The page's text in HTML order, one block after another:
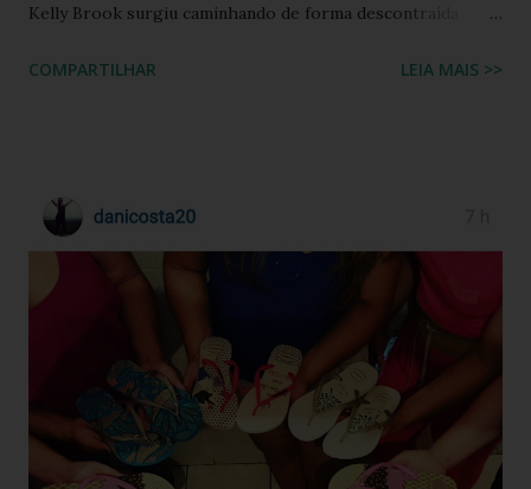
Kelly Brook surgiu caminhando de forma descontraída
que se tornou rapidamente uma inspiração para fãs de
“estilo real da vida real”: confortável, descomplicado e
que moda não precisa ser cara, extravagante ou complexa e
que até as celebridades mais glamourosas valorizam peças
acessíveis que todo mundo pode ter. Hoje você vai ver por
que esse look viralizou, como a atriz combinou o modelo
Top preto, por que celebridades adoram esse clássico
brasileiro e como você pode reproduzir o visual da Kelly
Brook com facilidade. Vamos mergu...
COMPARTILHAR LEIA MAIS >>